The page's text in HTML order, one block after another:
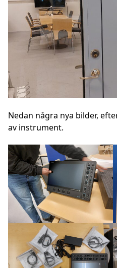
Nedan några nya bilder,
av instrument.